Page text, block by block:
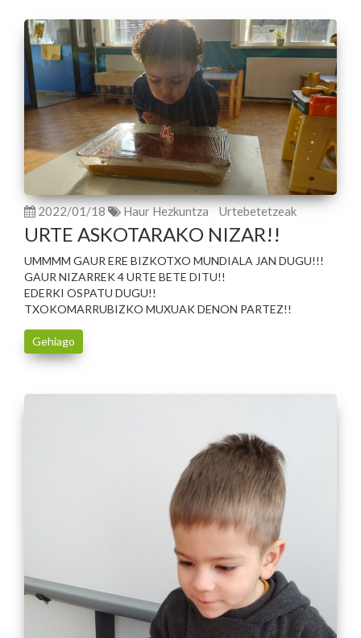
2022/01/18 Haur Hezkuntza Urtebetetzeak
URTE ASKOTARAKO NIZAR!!
UMMMM GAUR ERE BIZKOTXO MUNDIALA JAN DUGU!!!
GAUR NIZARREK 4 URTE BETE DITU!!
EDERKI OSPATU DUGU!!
TXOKOMARRUBIZKO MUXUAK DENON PARTEZ!!
Gehiago